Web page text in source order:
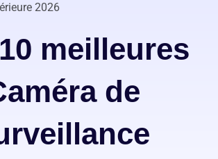
2026
meilleures
de